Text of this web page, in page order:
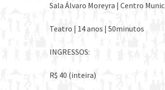
Sala Álvaro Moreyra | Centro
Teatro | 14 anos | 50minutos
INGRESSOS:
R$ 40 (inteira)